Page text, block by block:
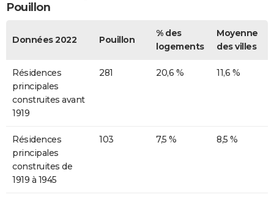
Pouillon
Données 2022 Pouillon
% des
logements
Moyenne
des villes
Résidences
principales
construites avant
1919
281 20,6 % 11,6 %
Résidences
principales
construites de
1919 à 1945
103 7,5 % 8,5 %